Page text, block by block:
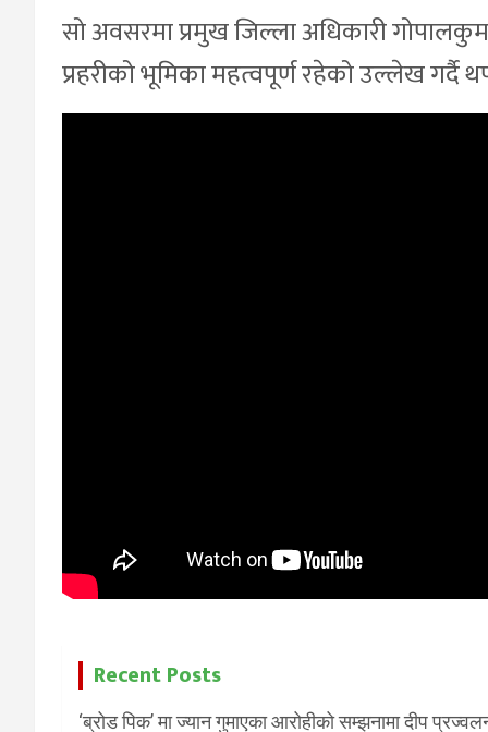
सो अवसरमा प्रमुख जिल्ला अधिकारी
प्रहरीको भूमिका महत्वपूर्ण रहेको उल्लेख गर्दै
Recent Posts
‘ब्रोड पिक’ मा ज्यान गुमाएका आरोहीको सम्झनामा दीप